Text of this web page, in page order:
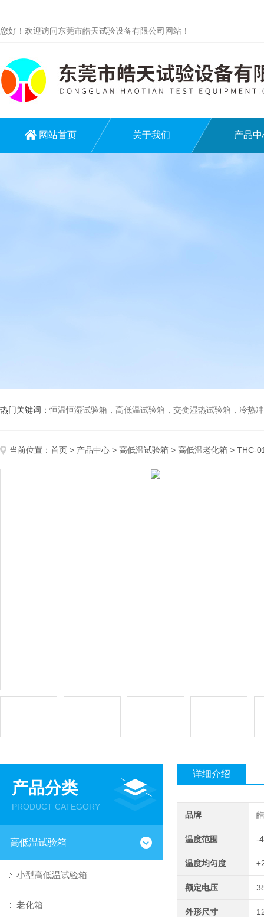
您好！欢迎访问东莞市皓天试验设备有限公司网站！
网站首页 关于我们 产品中
热门关键词：恒温恒湿试验箱，高低温试验箱，交变湿热试验箱，冷热冲击试验
当前位置： 首页 > 产品中心 > 高低温试验箱 > 高低温老化箱 > THC-
产品分类
PRODUCT CATEGORY
高低温试验箱
小型高低温试验箱
老化箱
详细介绍
品牌
温度范围 -
温度均匀度
额定电压
外形尺寸